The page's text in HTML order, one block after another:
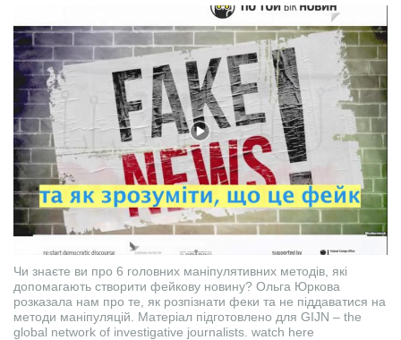
Чи знаєте ви про 6 головних маніпулятивних методів, які
допомагають створити фейкову новину? Ольга Юркова
розказала нам про те, як розпізнати феки та не піддаватися на
методи маніпуляцій. Матеріал підготовлено для GIJN – the
global network of investigative journalists. watch here